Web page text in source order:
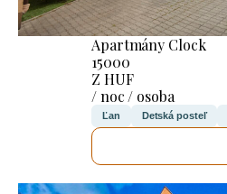
Apartmány Clock
15000
Z HUF
/ noc / osoba
Ľan Detská posteľ